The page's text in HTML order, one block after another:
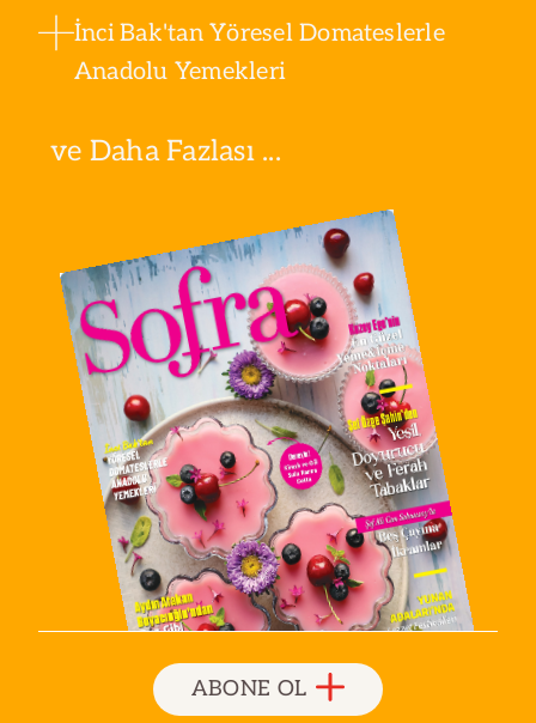
İnci Bak'tan Yöresel Domateslerle
Anadolu Yemekleri
ve Daha Fazlası ...
ABONE OL